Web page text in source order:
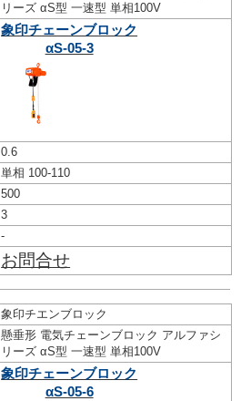
リーズ αS型 一速型 単相100V
象印チェーンブロック
αS-05-3
0.6
単相 100-110
500
3
-
お問合せ
象印チエンブロック
懸垂形 電気チェーンブロック アルファシ
リーズ αS型 一速型 単相100V
象印チェーンブロック
αS-05-6